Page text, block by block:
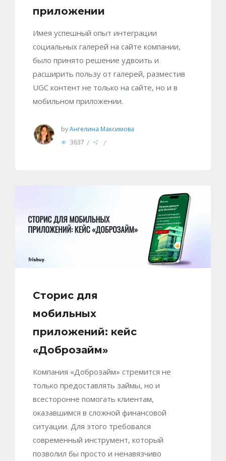
приложении
Имея успешный опыт интеграции
социальных галерей на сайте компании,
было принято решение удвоить и
расширить пользу от галерей, разместив
UGC контент не только на сайте, но и в
мобильном приложении.
byАнгелина Максимова
3637 / /
Сторис для
мобильных
приложений: кейс
«Доброзайм»
Компания «Доброзайм» стремится не
только предоставлять займы, но и
всесторонне помогать клиентам,
оказавшимся в сложной финансовой
ситуации. Для этого требовался
современный инструмент, который
позволил бы просто и ненавязчиво